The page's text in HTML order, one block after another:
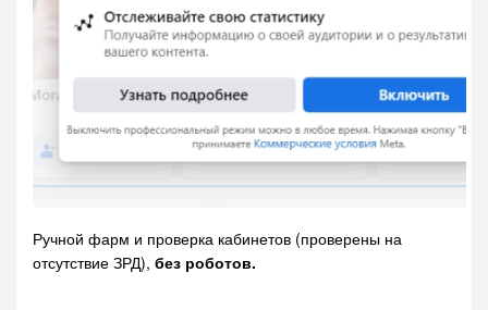
Ручной фарм и проверка кабинетов (проверены на
отсутствие ЗРД), без роботов.